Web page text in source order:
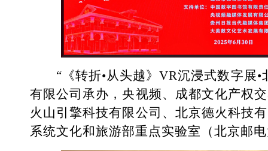
“《转折•从头越》VR沉浸式数字展•
有限公司承办，央视频、成都文化产权
火山引擎科技有限公司、北京德火科技
系统文化和旅游部重点实验室（北京邮